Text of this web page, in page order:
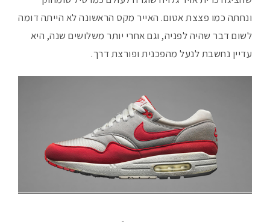
ו
פ
ונחתה כמו פצצת אטום. האייר מקס הראשונה לא הייתה דומה
לשום דבר שהיה לפניה, וגם אחרי יותר משלושים שנה, היא
עדיין נחשבת לנעל מהפכנית ופורצת דרך.